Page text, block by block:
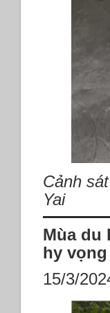
Cảnh
Yai
Mùa du
hy
15/3/